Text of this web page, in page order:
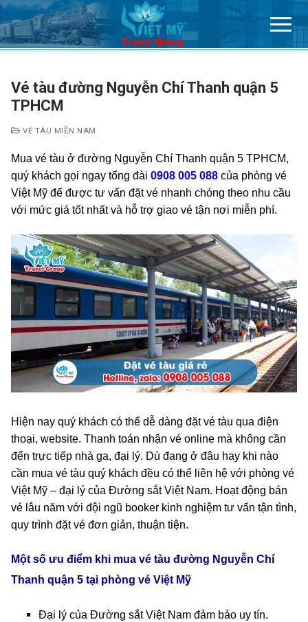
Chuyển
đến
nội
Vé tàu đường Nguyễn Chí Thanh quận 5
TPHCM
VÉ TÀU MIỀN NAM
Mua vé tàu ở đường Nguyễn Chí Thanh quận 5 TPHCM,
quý khách gọi ngay tổng đài 0908 005 088 của phòng vé
Việt Mỹ để được tư vấn đặt vé nhanh chóng theo nhu cầu
với mức giá tốt nhất và hỗ trợ giao vé tận nơi miễn phí.
Hiện nay quý khách có thể dễ dàng đặt vé tàu qua điện
thoại, website. Thanh toán nhận vé online mà không cần
đến trực tiếp nhà ga, đại lý. Dù đang ở đâu hay khi nào
cần mua vé tàu quý khách đều có thể liên hệ với phòng vé
Việt Mỹ – đại lý của Đường sắt Việt Nam. Hoạt động bán
vé lâu năm với đội ngũ booker kinh nghiệm tư vấn tận tình,
quy trình đặt vé đơn giản, thuận tiện.
Một số ưu điểm khi mua vé tàu đường Nguyễn Chí
Thanh quận 5 tại phòng vé Việt Mỹ
Đại lý của Đường sắt Việt Nam đảm bảo uy tín.